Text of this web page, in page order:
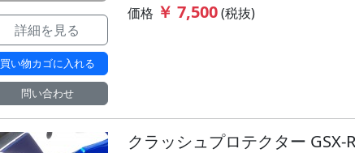
詳細を見る
買い物カゴに入れる
問い合わせ
価格 ￥ 7,500(税抜)
クラッシュプロテクター GSX-